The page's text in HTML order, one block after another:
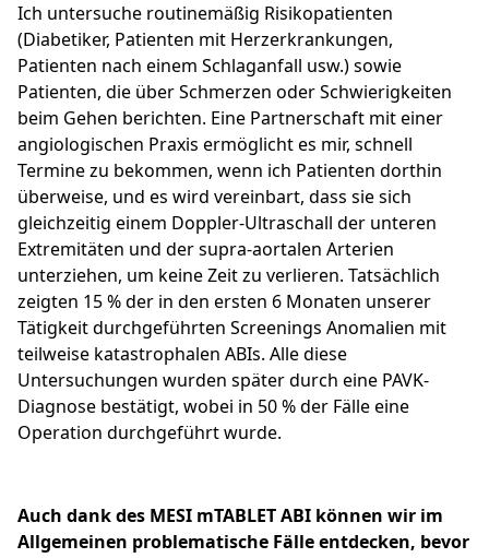
Ich untersuche routinemäßig Risikopatienten
(Diabetiker, Patienten mit Herzerkrankungen,
Patienten nach einem Schlaganfall usw.) sowie
Patienten, die über Schmerzen oder Schwierigkeiten
beim Gehen berichten. Eine Partnerschaft mit einer
angiologischen Praxis ermöglicht es mir, schnell
Termine zu bekommen, wenn ich Patienten dorthin
überweise, und es wird vereinbart, dass sie sich
gleichzeitig einem Doppler-Ultraschall der unteren
Extremitäten und der supra-aortalen Arterien
unterziehen, um keine Zeit zu verlieren. Tatsächlich
zeigten 15 % der in den ersten 6 Monaten unserer
Tätigkeit durchgeführten Screenings Anomalien mit
teilweise katastrophalen ABIs. Alle diese
Untersuchungen wurden später durch eine PAVK-
Diagnose bestätigt, wobei in 50 % der Fälle eine
Operation durchgeführt wurde.
Auch dank des MESI mTABLET ABI können wir im
Allgemeinen problematische Fälle entdecken, bevor